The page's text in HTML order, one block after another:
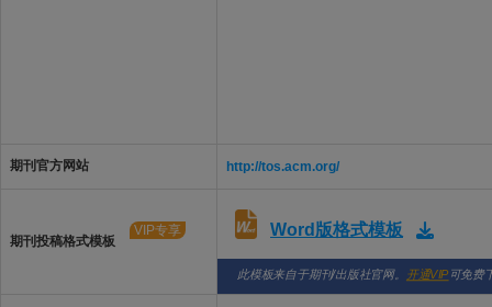
期刊官方网站 http://tos.acm.org/
期刊投稿格式模板
VIP专享 Word版格式模板
此模板来自于期刊/出版社官网。 开通VIP 可免费